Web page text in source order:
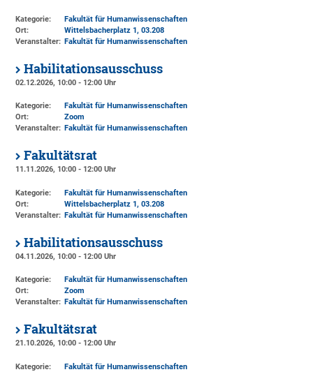
Kategorie:
Fakultät für Humanwissenschaften
Ort:
Wittelsbacherplatz 1, 03.208
Veranstalter: Fakultät für Humanwissenschaften
Habilitationsausschuss
02.12.2026, 10:00 - 12:00 Uhr
Kategorie:
Fakultät für Humanwissenschaften
Ort:
Zoom
Veranstalter: Fakultät für Humanwissenschaften
Fakultätsrat
11.11.2026, 10:00 - 12:00 Uhr
Kategorie:
Fakultät für Humanwissenschaften
Ort:
Wittelsbacherplatz 1, 03.208
Veranstalter: Fakultät für Humanwissenschaften
Habilitationsausschuss
04.11.2026, 10:00 - 12:00 Uhr
Kategorie:
Fakultät für Humanwissenschaften
Ort:
Zoom
Veranstalter: Fakultät für Humanwissenschaften
Fakultätsrat
21.10.2026, 10:00 - 12:00 Uhr
Kategorie:
Fakultät für Humanwissenschaften